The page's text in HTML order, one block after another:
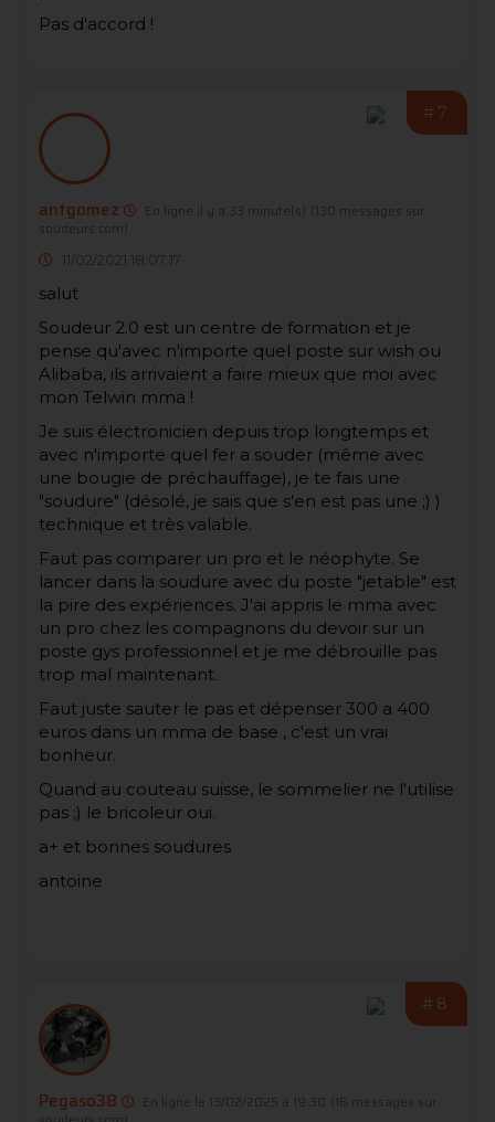
Pas d'accord !
#7
antgomez En ligne il y a 33 minute(s)
(130 messages sur
soudeurs.com)
11/02/2021 18:07:17
salut
Soudeur 2.0 est un centre de formation et je
pense qu'avec n'importe quel poste sur wish ou
Alibaba, ils arrivaient a faire mieux que moi avec
mon Telwin mma !
Je suis électronicien depuis trop longtemps et
avec n'importe quel fer a souder (même avec
une bougie de préchauffage), je te fais une
"soudure" (désolé, je sais que s'en est pas une ;) )
technique et très valable.
Faut pas comparer un pro et le néophyte. Se
lancer dans la soudure avec du poste "jetable" est
la pire des expériences. J'ai appris le mma avec
un pro chez les compagnons du devoir sur un
poste gys professionnel et je me débrouille pas
trop mal maintenant.
Faut juste sauter le pas et dépenser 300 a 400
euros dans un mma de base , c'est un vrai
bonheur.
Quand au couteau suisse, le sommelier ne l'utilise
pas ;) le bricoleur oui.
a+ et bonnes soudures
antoine
#8
Pegaso38 En ligne le 13/02/2025 à 19:30
(16 messages sur